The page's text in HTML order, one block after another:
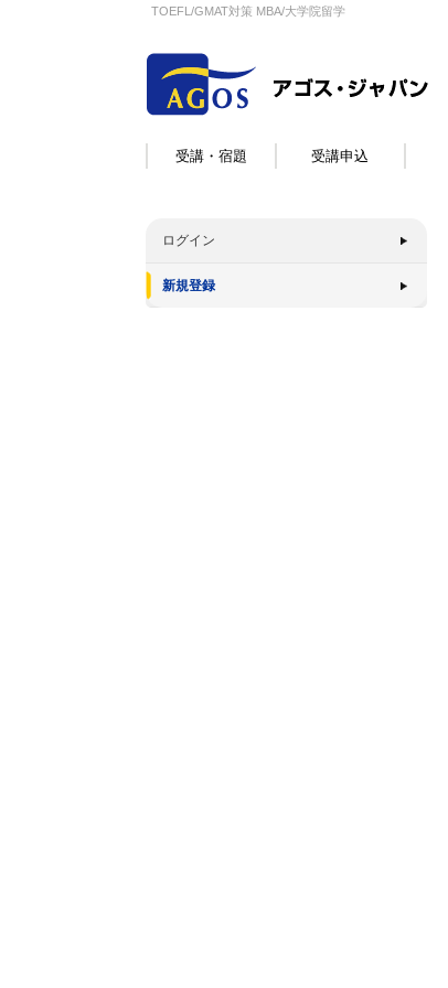
TOEFL/GMAT対策 MBA/大学院留学
受講・宿題 受講申込
ログイン
新規登録